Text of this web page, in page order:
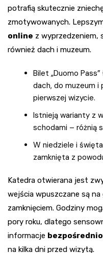
potrafią skutecznie
zmotywowanych.
online z wyprzedzeniem,
również dach i muzeum.
Bilet „Duomo
dach, do muzeum
pierwszej wizycie.
Istnieją warianty z
schodami – różnią
W niedziele i
zamknięta z
Katedra otwierana jest
wejścia wpuszczane są
zamknięciem. Godziny
pory roku, dlatego
informacje
na kilka dni przed wizytą.